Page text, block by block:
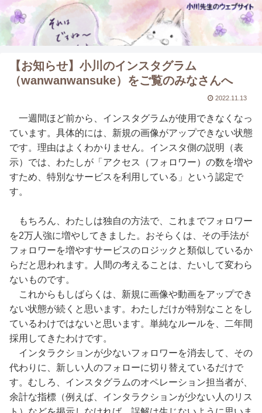
【お知らせ】小川のインスタグラム
（wanwanwansuke）をご覧のみなさんへ
2022.11.13
一週間ほど前から、インスタグラムが使用できなくなっ
ています。具体的には、新規の画像がアップできない状態
です。理由はよくわかりません。インスタ側の説明（表
示）では、わたしが「アクセス（フォロワー）の数を増や
すため、特別なサービスを利用している」という認定で
す。
もちろん、わたしは独自の方法で、これまでフォロワー
を2万人強に増やしてきました。おそらくは、その手法が
フォロワーを増やすサービスのロジックと類似しているか
らだと思われます。人間の考えることは、たいして変わら
ないものです。
これからもしばらくは、新規に画像や動画をアップでき
ない状態が続くと思います。わたしだけが特別なことをし
ているわけではないと思います。単純なルールを、二年間
採用してきたわけです。
インタラクションが少ないフォロワーを消去して、その
代わりに、新しい人のフォローに切り替えているだけで
す。むしろ、インスタグラムのオペレーション担当者が、
余計な指標（例えば、インタラクションが少ない人のリス